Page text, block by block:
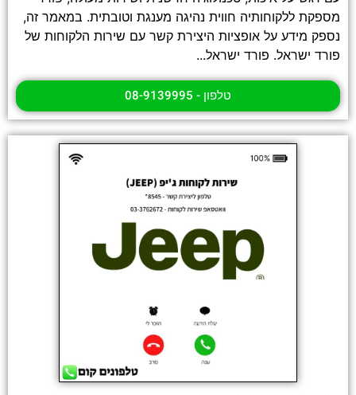
מספקת ללקוחותיה חווית נהיגה מענגת וטובתית. במאמר זה,
נספק מידע על אופציות היצירת קשר עם שירות הלקוחות של
פורד ישראל. פורד ישראל...
טלפון - 08-9139995